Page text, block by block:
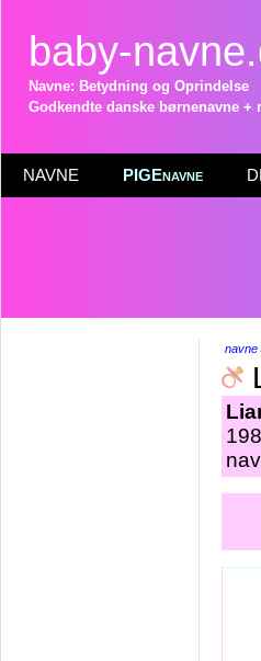
baby-
Navne: Betydning og Oprindelse
Godkendte danske børnenavne
NAVNE PIGEnavne
navne